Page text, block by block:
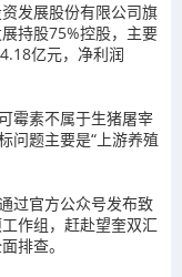
发展股份有限公司旗
持股75%控股，主要
亿元，净利润
霉素不属于生猪屠宰
问题主要是“上游养殖
过官方公众号发布致
作组，赶赴望奎双汇
排查。